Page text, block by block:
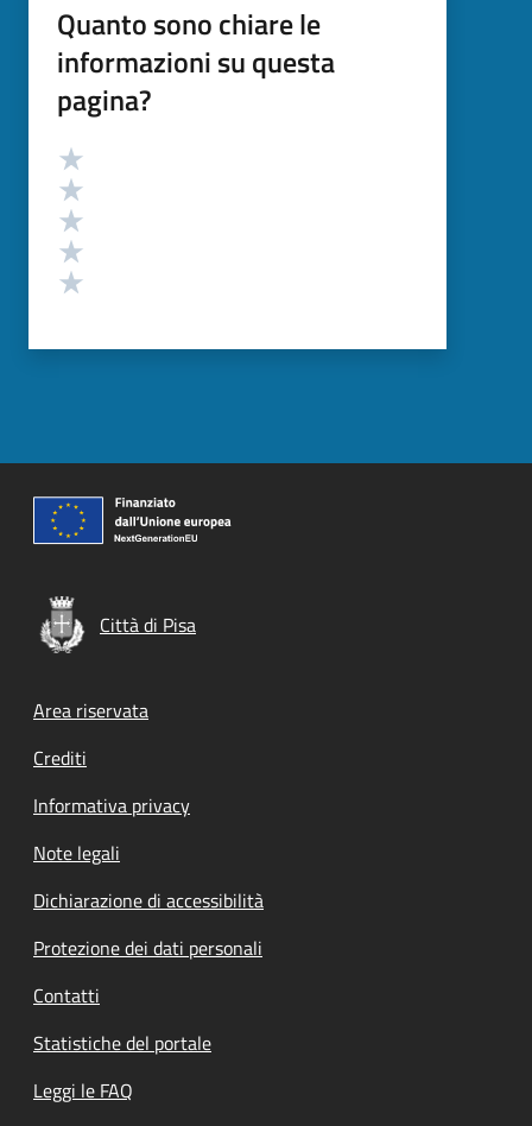
Quanto sono chiare le
informazioni su questa
pagina?
Valutazione
Città di Pisa
Footer menu
Area riservata
Crediti
Informativa privacy
Note legali
Dichiarazione di accessibilità
Protezione dei dati personali
Contatti
Statistiche del portale
Leggi le FAQ